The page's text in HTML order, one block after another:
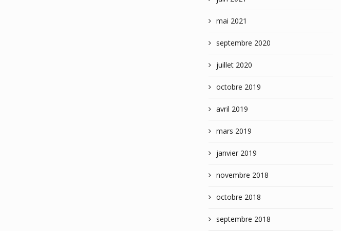
mai 2021
septembre 2020
juillet 2020
octobre 2019
avril 2019
mars 2019
janvier 2019
novembre 2018
octobre 2018
septembre 2018